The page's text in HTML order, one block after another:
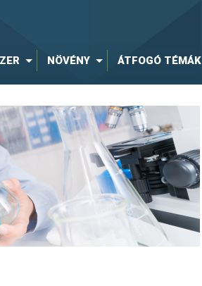
NÖVÉNY ÁTFOGÓ TÉMÁK